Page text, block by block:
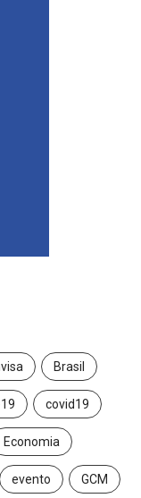
Brasil
covid19
Economia
evento GCM